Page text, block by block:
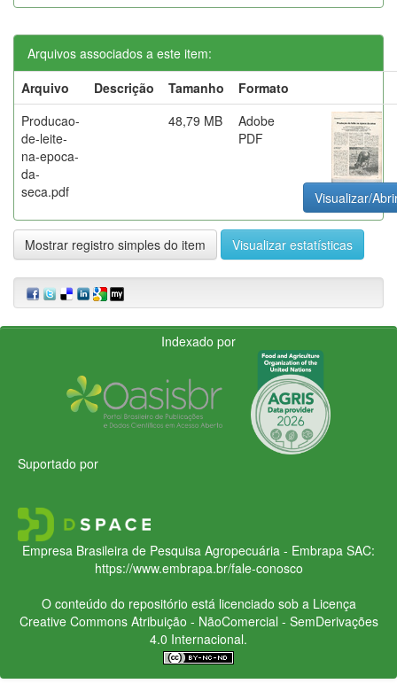
Arquivos associados a este item:
Arquivo
Descrição Tamanho
Formato
Producao-
de-leite-
na-epoca-
da-
seca.pdf
48,79 MB
Adobe
PDF
Visualizar/
Mostrar registro simples do item Visualizar estatísticas
Indexado por
Suportado por
Empresa Brasileira de Pesquisa Agropecuária - Embrapa SAC:
https://www.embrapa.br/fale-conosco
O conteúdo do repositório está licenciado sob a Licença
Creative CommonsAtribuição - NãoComercial - SemDerivações
4.0 Internacional.